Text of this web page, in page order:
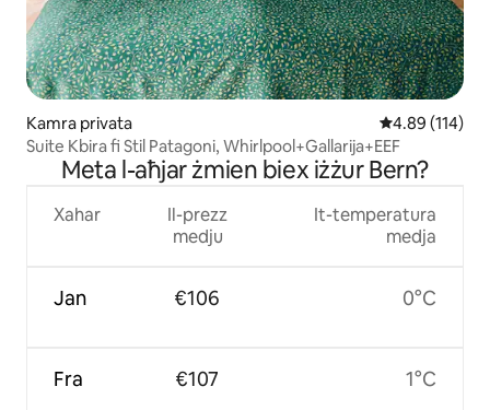
Kamra privata Rating medju
4.89 (114)
Suite Kbira fi Stil Patagoni, Whirlpool+Gallarija+EEF
Meta l-aħjar żmien biex iżżur Bern?
Xahar
Jan
Fra
Il-prezz
medju
€106
€107
It-temperatura
medja
0°C
1°C